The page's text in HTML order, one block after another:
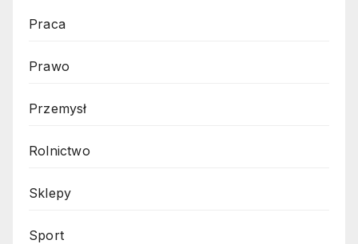
Praca
Prawo
Przemysł
Rolnictwo
Sklepy
Sport